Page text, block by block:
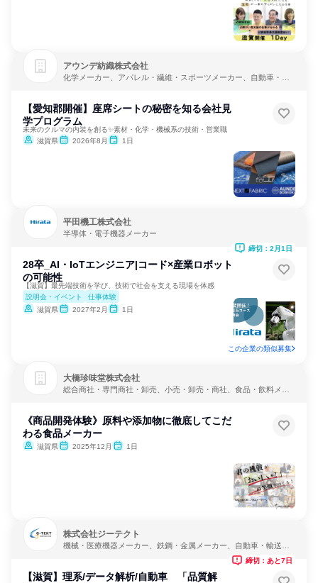
アウンデ紡織株式会社
化学メーカー、アパレル・繊維・スポーツメーカー、自動車・輸
【愛知郡開催】座席シートの秘密を知る会社見
学プログラム
未来のクルマの内装を創る✨素材・化学・機械系の技術・営業職
滋賀県
2026年8月 1日
平田機工株式会社
半導体・電子機器メーカー
28卒_AI・IoTエンジニア|コード×産業ロボット
の可能性
【滋賀】最先端技術を学び、技術で社会を支える現場を体感
説明会・イベント
仕事体験
滋賀県
2027年2月 1日
締切：2月1日
この企業の類似募集
大橋珍味堂株式会社
総合商社・専門商社・卸売、小売・卸売・商社、食品・飲料メー
《商品開発体験》原料や添加物に徹底してこだ
わる食品メーカー
滋賀県 2025年12月 1日
株式会社ジーテクト
機械・医療機器メーカー、鉄鋼・金属メーカー、自動車・輸送機
【滋賀】理系/データ解析/自動車 「品質解
締切：あと7日